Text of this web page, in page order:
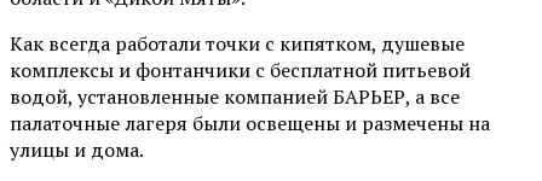
Как всегда работали точки с кипятком, душевые
комплексы и фонтанчики с бесплатной питьевой
водой, установленные компанией БАРЬЕР, а все
палаточные лагеря были освещены и размечены на
улицы и дома.